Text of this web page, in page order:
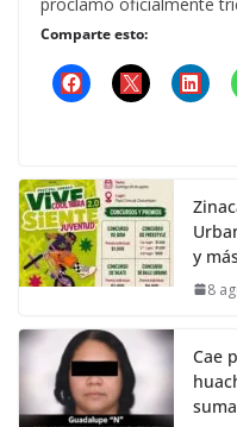
Comparte esto:
y más
8
Cae